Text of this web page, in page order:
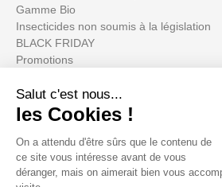
Gamme Bio
Insecticides non soumis à la législation
BLACK FRIDAY
Promotions
Votre compte